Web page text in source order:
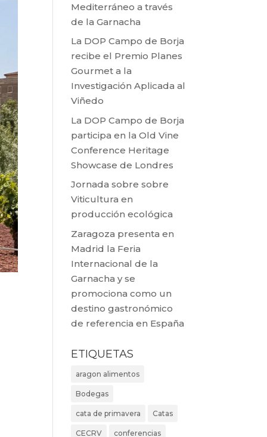
Mediterráneo a través
de la Garnacha
La DOP Campo de Borja
recibe el Premio Planes
Gourmet a la
Investigación Aplicada al
Viñedo
La DOP Campo de Borja
participa en la Old Vine
Conference Heritage
Showcase de Londres
Jornada sobre sobre
Viticultura en
producción ecológica
Zaragoza presenta en
Madrid la Feria
Internacional de la
Garnacha y se
promociona como un
destino gastronómico
de referencia en España
ETIQUETAS
aragon alimentos
Bodegas
cata de primavera Catas
CECRV conferencias